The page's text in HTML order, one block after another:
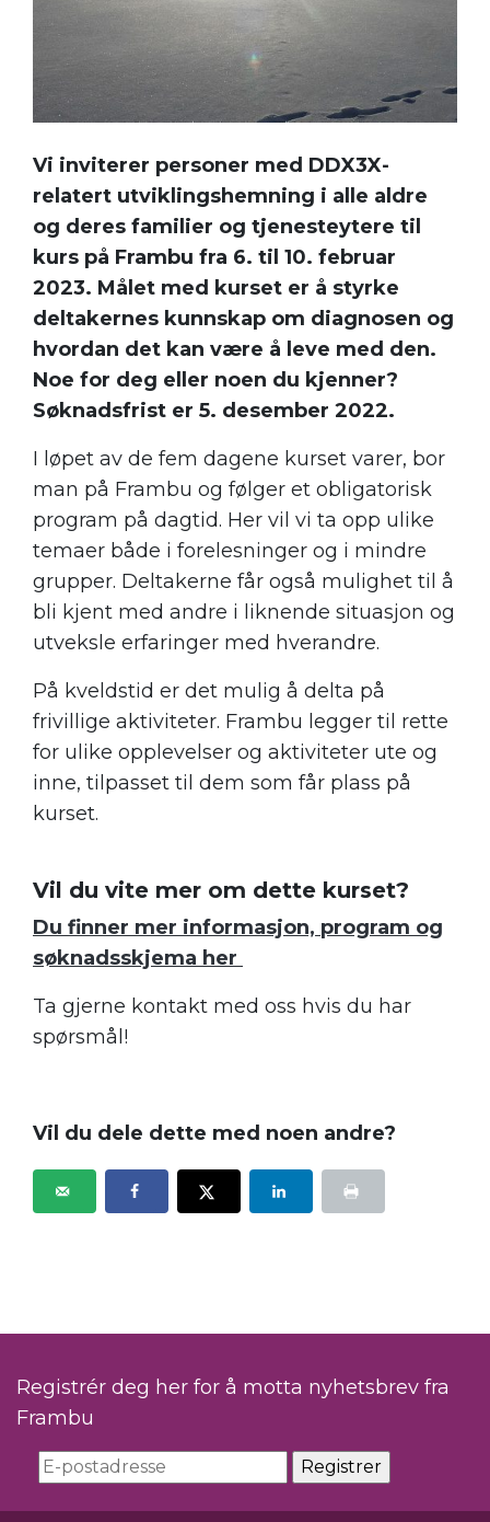
Vi inviterer personer med DDX3X-
relatert utviklingshemning i alle aldre
og deres familier og tjenesteytere til
kurs på Frambu fra 6. til 10. februar
2023. Målet med kurset er å styrke
deltakernes kunnskap om diagnosen og
hvordan det kan være å leve med den.
Noe for deg eller noen du kjenner?
Søknadsfrist er 5. desember 2022.
I løpet av de fem dagene kurset varer, bor
man på Frambu og følger et obligatorisk
program på dagtid. Her vil vi ta opp ulike
temaer både i forelesninger og i mindre
grupper. Deltakerne får også mulighet til å
bli kjent med andre i liknende situasjon og
utveksle erfaringer med hverandre.
På kveldstid er det mulig å delta på
frivillige aktiviteter. Frambu legger til rette
for ulike opplevelser og aktiviteter ute og
inne, tilpasset til dem som får plass på
kurset.
Vil du vite mer om dette kurset?
Du finner mer informasjon, program og
søknadsskjema her
Ta gjerne kontakt med oss hvis du har
spørsmål!
Vil du dele dette med noen andre?
Registrér deg her for å motta nyhetsbrev fra
Frambu